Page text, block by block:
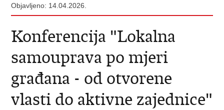
Objavljeno: 14.04.2026.
Konferencija "Lokalna
samouprava po mjeri
građana - od otvorene
vlasti do aktivne zajednice"